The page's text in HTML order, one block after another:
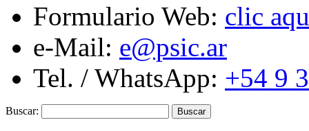
Formulario Web: clic
e-Mail: e@psic.ar
Tel. / WhatsApp: +54 9
Buscar: